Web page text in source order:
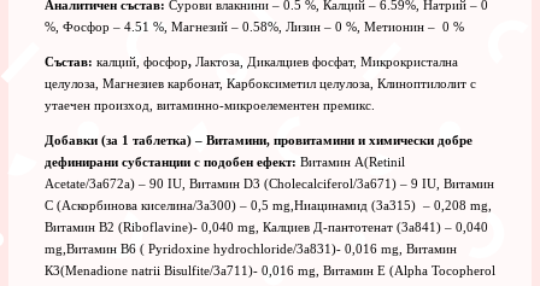
Аналитичен състав: Сурови влакнини – 0.5 %, Калций – 6.59%, Натрий – 0
%, Фосфор – 4.51 %, Магнезий – 0.58%, Лизин – 0 %, Метионин – 0 %
Състав: калций, фосфор, Лактоза, Дикалциев фосфат, Микрокристална
целулоза, Магнезиев карбонат, Карбоксиметил целулоза, Клиноптилолит с
утаечен произход, витаминно-микроелементен премикс.
Добавки(за 1 таблетка) – Витамини, провитамини и химически добре
дефинирани субстанции с подобен ефект: Витамин А(Retinil
Acetate/3a672a) – 90 IU, Витамин D3 (Cholecalciferol/3a671) – 9 IU, Витамин
C (Аскорбинова киселина/3a300) – 0,5 mg,Ниацинамид (3a315) – 0,208 mg,
Витамин В2 (Riboflavine)- 0,040 mg, Калциев Д-пантотенат (3a841) – 0,040
mg,Витамин В6 ( Pyridoxine hydrochloride/3a831)- 0,016 mg, Витамин
К3(Меnadione natrii Bisulfite/3a711)- 0,016 mg, Витамин Е (Alpha Tocopherol